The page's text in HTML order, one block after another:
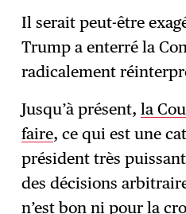
Il serait peut-être
Trump a enterré la
radicalement
Jusqu’à présent,la
faire, ce qui est une
président très
des décisions
n’est bon ni pour la